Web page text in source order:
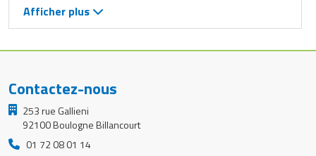
Afficher plus
Contactez-nous
253 rue Gallieni
92100 Boulogne Billancourt
01 72 08 01 14